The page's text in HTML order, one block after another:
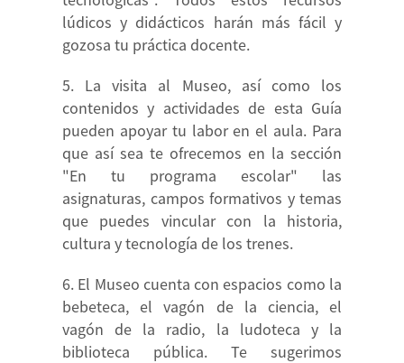
lúdicos y didácticos harán más fácil y
gozosa tu práctica docente.
La visita al Museo, así como los
contenidos y actividades de esta Guía
pueden apoyar tu labor en el aula. Para
que así sea te ofrecemos en la sección
"En tu programa escolar" las
asignaturas, campos formativos y temas
que puedes vincular con la historia,
cultura y tecnología de los trenes.
El Museo cuenta con espacios como la
bebeteca, el vagón de la ciencia, el
vagón de la radio, la ludoteca y la
biblioteca pública. Te sugerimos